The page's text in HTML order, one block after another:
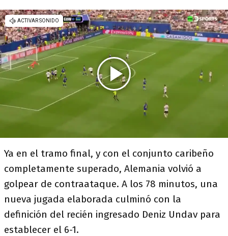
Ya en el tramo final, y con el conjunto caribeño
completamente superado, Alemania volvió a
golpear de contraataque. A los 78 minutos, una
nueva jugada elaborada culminó con la
definición del recién ingresado Deniz Undav para
establecer el 6-1.